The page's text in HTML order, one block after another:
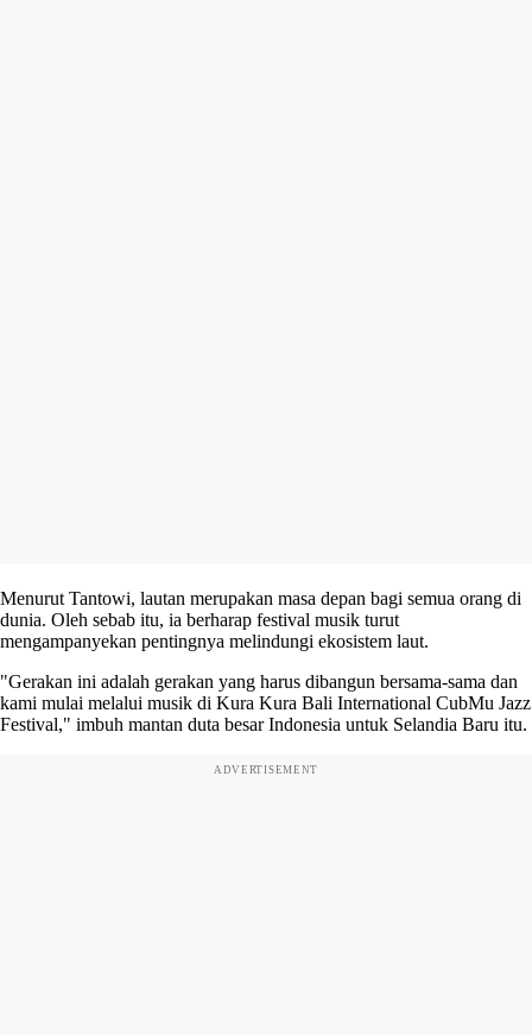
Menurut Tantowi, lautan merupakan masa depan bagi semua orang di
dunia. Oleh sebab itu, ia berharap festival musik turut
mengampanyekan pentingnya melindungi ekosistem laut.
"Gerakan ini adalah gerakan yang harus dibangun bersama-sama dan
kami mulai melalui musik di Kura Kura Bali International CubMu Jazz
Festival," imbuh mantan duta besar Indonesia untuk Selandia Baru itu.
ADVERTISEMENT